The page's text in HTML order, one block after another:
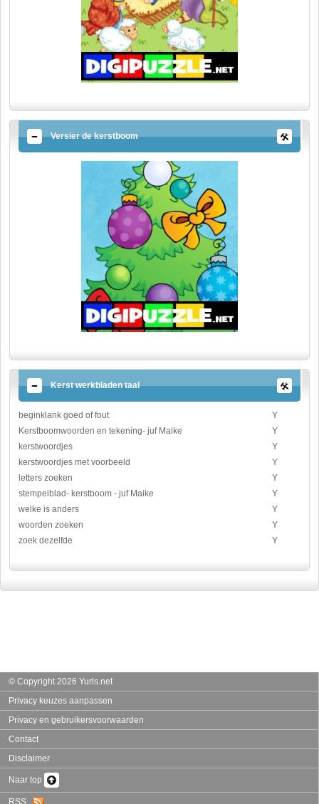
Versier de kerstboom
Kerst werkbladen taal
beginklank goed of fout
Y
Kerstboomwoorden en tekening- juf Maike
Y
kerstwoordjes
Y
kerstwoordjes met voorbeeld
Y
letters zoeken
Y
stempelblad- kerstboom - juf Maike
Y
welke is anders
Y
woorden zoeken
Y
zoek dezelfde
Y
© Copyright 2026 Yurls.net
Privacy keuzes aanpassen
Privacy en gebruikersvoorwaarden
Contact
Disclaimer
Naar top